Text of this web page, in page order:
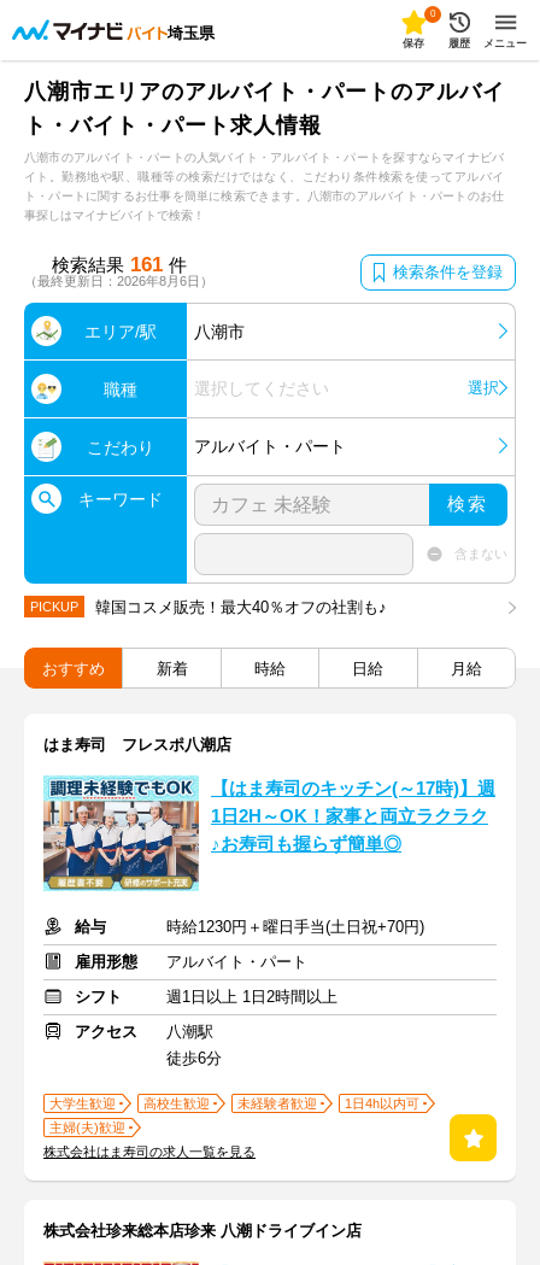
埼玉県
0
保存 履歴 メニュー
八潮市エリアのアルバイト・パートのアルバイ
ト・バイト・パート求人情報
八潮市のアルバイト・パートの人気バイト・アルバイト・パートを探すならマイナビバ
イト。勤務地や駅、職種等の検索だけではなく、こだわり条件検索を使ってアルバイ
ト・パートに関するお仕事を簡単に検索できます。八潮市のアルバイト・パートのお仕
事探しはマイナビバイトで検索！
検索結果 161 件
（最終更新日：2026年8月6日） 検索条件を登録
エリア/駅 八潮市
職種 選択してください 選択
こだわり アルバイト・パート
キーワード 検索
含まない
PICKUP 韓国コスメ販売！最大40％オフの社割も♪
おすすめ 新着 時給 日給 月給
はま寿司 フレスポ八潮店
【はま寿司のキッチン(～17時)】週
1日2H～OK！家事と両立ラクラク
♪お寿司も握らず簡単◎
給与
時給1230円＋曜日手当(土日祝+70円)
雇用形態
アルバイト・パート
シフト
週1日以上 1日2時間以上
アクセス
八潮駅
徒歩6分
大学生歓迎 高校生歓迎 未経験者歓迎
1日4h以内可
主婦(夫)歓迎
株式会社はま寿司の求人一覧を見る
株式会社珍来総本店珍来 八潮ドライブイン店